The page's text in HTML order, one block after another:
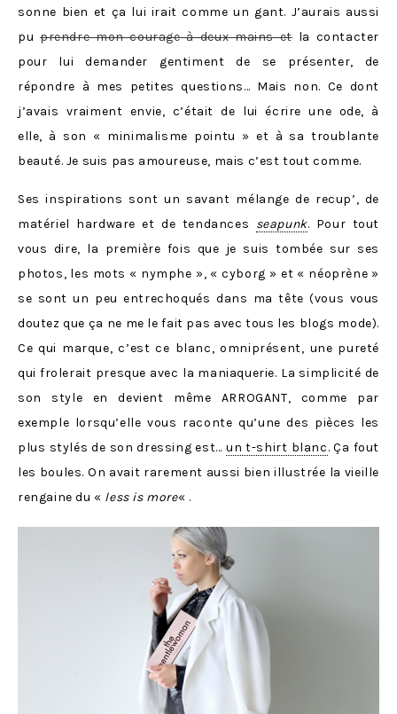
sonne bien et ça lui irait comme un gant. J’aurais aussi
pu prendre mon courage à deux mains etla contacter
pour lui demander gentiment de se présenter, de
répondre à mes petites questions… Mais non. Ce dont
j’avais vraiment envie, c’était de lui écrire une ode, à
elle, à son « minimalisme pointu » et à sa troublante
beauté. Je suis pas amoureuse, mais c’est tout comme.
Ses inspirations sont un savant mélange de recup’, de
matériel hardware et de tendances seapunk. Pour tout
vous dire, la première fois que je suis tombée sur ses
photos, les mots « nymphe », « cyborg » et « néoprène »
se sont un peu entrechoqués dans ma tête (vous vous
doutez que ça ne me le fait pas avec tous les blogs mode).
Ce qui marque, c’est ce blanc, omniprésent, une pureté
qui frolerait presque avec la maniaquerie. La simplicité de
son style en devient même ARROGANT, comme par
exemple lorsqu’elle vous raconte qu’une des pièces les
plus stylés de son dressing est… un t-shirt blanc. Ça fout
les boules. On avait rarement aussi bien illustrée la vieille
rengaine du « less is more« .